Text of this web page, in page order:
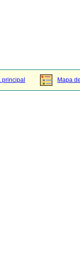
principal Mapa